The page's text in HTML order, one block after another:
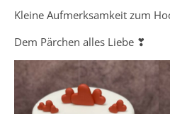
Kleine Aufmerksamkeit zum
Dem Pärchen alles Liebe ❣